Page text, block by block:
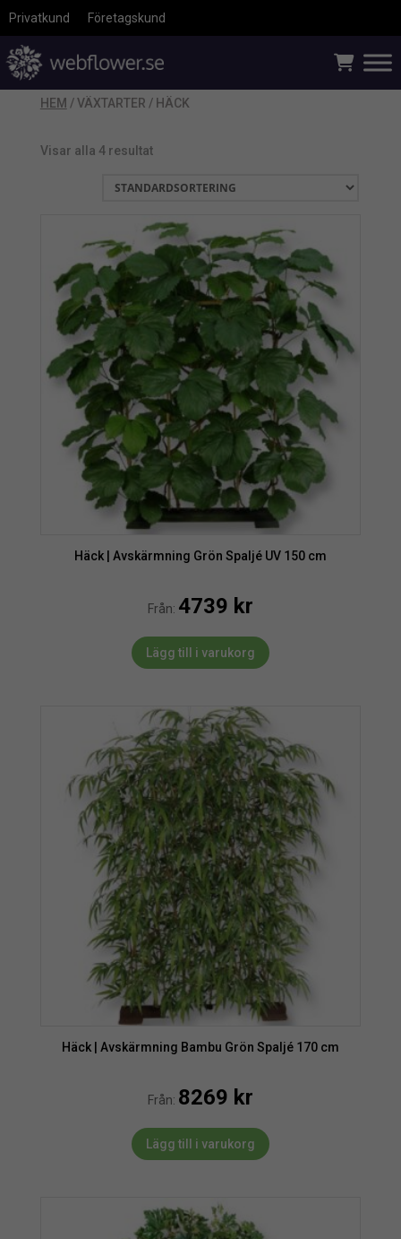
Privatkund Företagskund
HEM / VÄXTARTER / HÄCK
Visar alla 4 resultat
Häck | Avskärmning Grön Spaljé UV 150 cm
Från: 4739 kr
Lägg till i varukorg
Häck | Avskärmning Bambu Grön Spaljé 170 cm
Från: 8269 kr
Lägg till i varukorg